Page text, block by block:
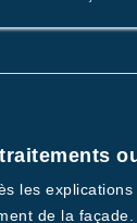
les
de la